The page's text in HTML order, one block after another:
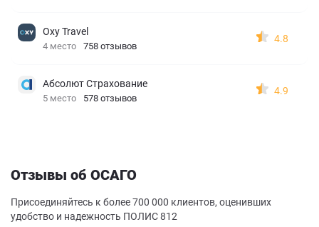
Oxy Travel
4 место 758 отзывов
4.8
Абсолют Страхование
5 место 578 отзывов
4.9
Отзывы об ОСАГО
Присоединяйтесь к более 700 000 клиентов, оценивших
удобство и надежность ПОЛИС 812